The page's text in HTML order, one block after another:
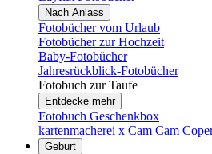
Nach Anlass
Fotobücher vom Urlaub
Fotobücher zur Hochzeit
Baby-Fotobücher
Jahresrückblick-Fotobücher
Fotobuch zur Taufe
Entdecke mehr
Fotobuch Geschenkbox
kartenmacherei x Cam Cam
Geburt